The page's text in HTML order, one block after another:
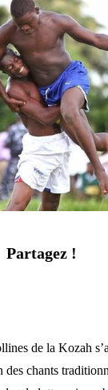
Partagez !
de la Kozah
des chants